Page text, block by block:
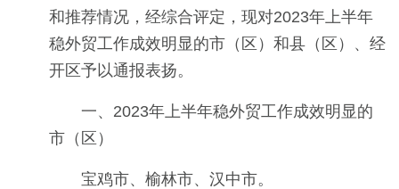
和推荐情况，经综合评定，现对2023年上半年
稳外贸工作成效明显的市（区）和县（区）、经
开区予以通报表扬。
一、2023年上半年稳外贸工作成效明显的
市（区）
宝鸡市、榆林市、汉中市。